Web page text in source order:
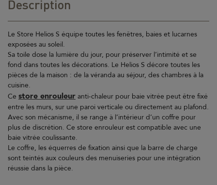
Description
Le Store Helios S équipe toutes les fenêtres, baies et lucarnes
exposées au soleil.
Sa toile dose la lumière du jour, pour préserver l’intimité et se
fond dans toutes les décorations. Le Helios S décore toutes les
pièces de la maison : de la véranda au séjour, des chambres à la
cuisine.
Ce store enrouleur anti-chaleur pour baie vitrée peut être fixé
entre les murs, sur une paroi verticale ou directement au plafond.
Avec son mécanisme, il se range à l’intérieur d’un coffre pour
plus de discrétion. Ce store enrouleur est compatible avec une
baie vitrée coulissante.
Le coffre, les équerres de fixation ainsi que la barre de charge
sont teintés aux couleurs des menuiseries pour une intégration
réussie dans la pièce.